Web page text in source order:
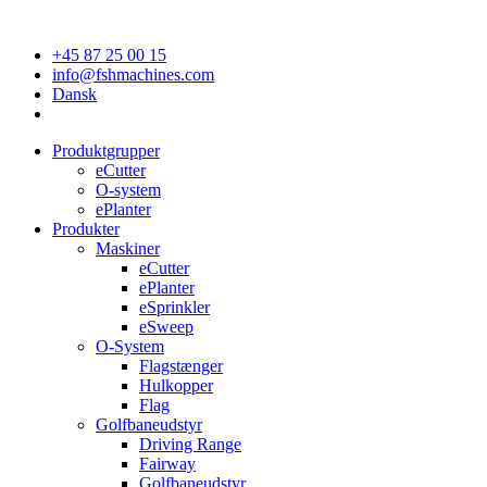
+45 87 25 00 15
info@fshmachines.com
Dansk
Produktgrupper
eCutter
O-system
ePlanter
Produkter
Maskiner
eCutter
ePlanter
eSprinkler
eSweep
O-System
Flagstænger
Hulkopper
Flag
Golfbaneudstyr
Driving Range
Fairway
Golfbaneudstyr